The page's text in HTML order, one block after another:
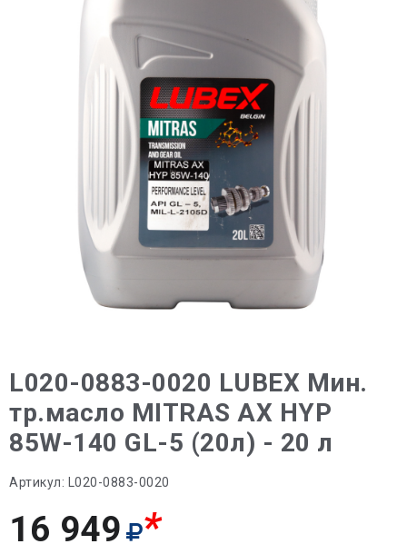
L020-0883-0020 LUBEX Мин.
тр.масло MITRAS AX HYP
85W-140 GL-5 (20л) - 20 л
Артикул: L020-0883-0020
16 949 *